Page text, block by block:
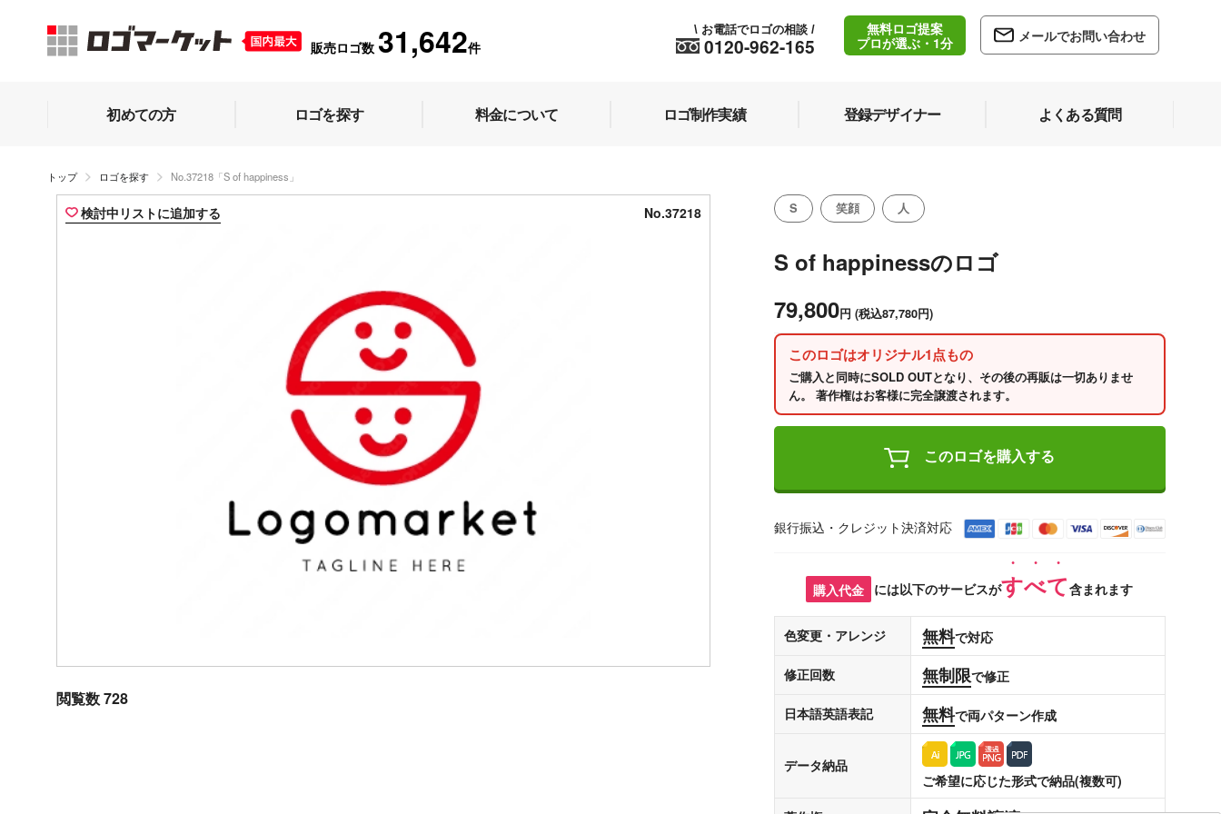
販売ロゴ数 31,642件 0120-962-165
\ お電話でロゴの相談 /
無料ロゴ提案
プロが選ぶ・1分
メールでお問い合わせ
初めての方 ロゴを探す 料金について ロゴ制作実績 登録デザイナー よくある質問
トップ ロゴを探す No.37218「S of happiness」
検討中リストに追加する No.37218
閲覧数 728
S 笑顔 人
S of happinessのロゴ
79,800円 (税込87,780円)
このロゴはオリジナル1点もの
ご購入と同時にSOLD OUTとなり、その後の再販は一切ありませ
ん。 著作権はお客様に完全譲渡されます。
このロゴを購入する
銀行振込・クレジット決済対応
購入代金 には以下のサービスがすべて含まれます
色変更・アレンジ 無料で対応
修正回数 無制限で修正
日本語英語表記 無料で両パターン作成
データ納品
ご希望に応じた形式で納品(複数可)